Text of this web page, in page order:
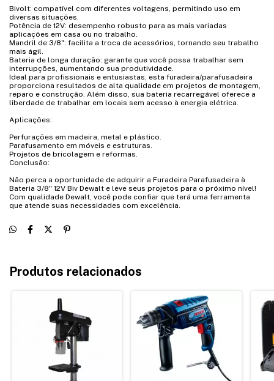
Bivolt: compatível com diferentes voltagens, permitindo uso em
diversas situações.
Potência de 12V: desempenho robusto para as mais variadas
aplicações em casa ou no trabalho.
Mandril de 3/8": facilita a troca de acessórios, tornando seu trabalho
mais ágil.
Bateria de longa duração: garante que você possa trabalhar sem
interrupções, aumentando sua produtividade.
Ideal para profissionais e entusiastas, esta furadeira/parafusadeira
proporciona resultados de alta qualidade em projetos de montagem,
reparo e construção. Além disso, sua bateria recarregável oferece a
liberdade de trabalhar em locais sem acesso à energia elétrica.
Aplicações:
Perfurações em madeira, metal e plástico.
Parafusamento em móveis e estruturas.
Projetos de bricolagem e reformas.
Conclusão:
Não perca a oportunidade de adquirir a Furadeira Parafusadeira à
Bateria 3/8" 12V Biv Dewalt e leve seus projetos para o próximo nível!
Com qualidade Dewalt, você pode confiar que terá uma ferramenta
que atende suas necessidades com excelência.
Produtos relacionados